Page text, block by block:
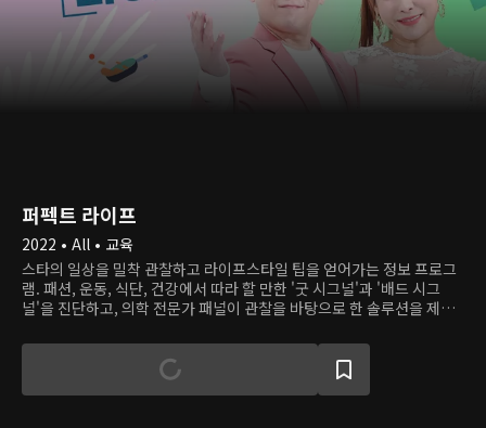
퍼펙트 라이프
2022 • All • 교육
스타의 일상을 밀착 관찰하고 라이프스타일 팁을 얻어가는 정보 프로그
램. 패션, 운동, 식단, 건강에서 따라 할 만한 '굿 시그널'과 '배드 시그
널'을 진단하고, 의학 전문가 패널이 관찰을 바탕으로 한 솔루션을 제시